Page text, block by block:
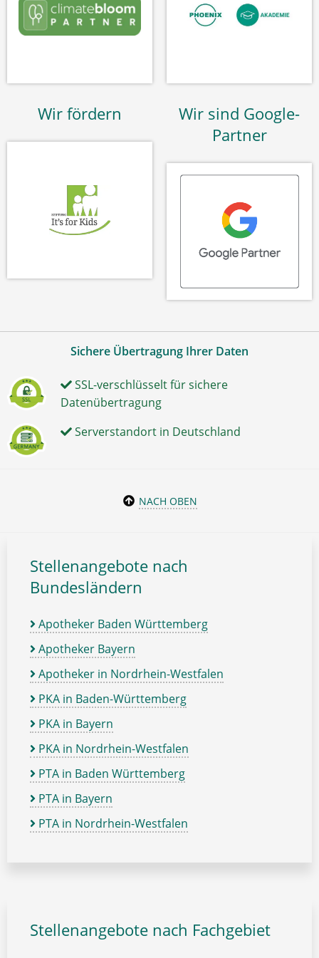
Wir fördern
Wir sind Google-
Partner
Sichere Übertragung Ihrer Daten
SSL-verschlüsselt für sichere
Datenübertragung
Serverstandort in Deutschland
NACH OBEN
Stellenangebote nach
Bundesländern
Apotheker Baden Württemberg
Apotheker Bayern
Apotheker in Nordrhein-Westfalen
PKA in Baden-Württemberg
PKA in Bayern
PKA in Nordrhein-Westfalen
PTA in Baden Württemberg
PTA in Bayern
PTA in Nordrhein-Westfalen
Stellenangebote nach Fachgebiet